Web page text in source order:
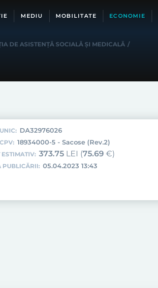
MEDIU MOBILITATE ECONOMIE
DE ASISTENȚĂ SOCIALĂ ȘI MEDICALĂ /
DA32976026
18934000-5 - Sacose (Rev.2)
ESTIMATIV: 373.75LEI (75.69€)
PUBLICĂRII: 05.04.2023 13:43